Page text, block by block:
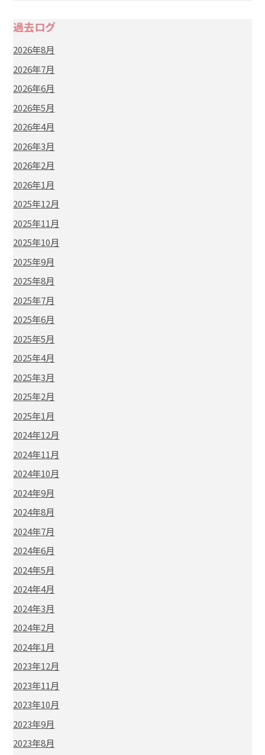
過去ログ
2026年8月
2026年7月
2026年6月
2026年5月
2026年4月
2026年3月
2026年2月
2026年1月
2025年12月
2025年11月
2025年10月
2025年9月
2025年8月
2025年7月
2025年6月
2025年5月
2025年4月
2025年3月
2025年2月
2025年1月
2024年12月
2024年11月
2024年10月
2024年9月
2024年8月
2024年7月
2024年6月
2024年5月
2024年4月
2024年3月
2024年2月
2024年1月
2023年12月
2023年11月
2023年10月
2023年9月
2023年8月